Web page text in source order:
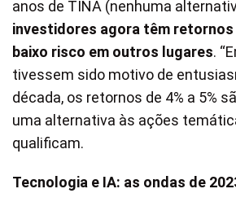
anos de TINA (nenhuma
investidores agora têm
baixo risco em outros lugares.
tivessem sido motivo de
década, os retornos de 4% a 5%
uma alternativa às ações
qualificam.
Tecnologia e IA: as ondas de